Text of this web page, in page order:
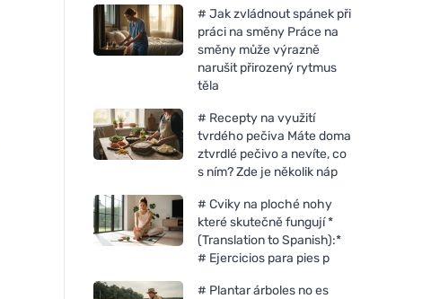
# Jak zvládnout spánek při
práci na směny Práce na
směny může výrazně
narušit přirozený rytmus
těla
# Recepty na využití
tvrdého pečiva Máte doma
ztvrdlé pečivo a nevíte, co
s ním? Zde je několik náp
# Cviky na ploché nohy
které skutečně fungují *
(Translation to Spanish):*
# Ejercicios para pies p
# Plantar árboles no es